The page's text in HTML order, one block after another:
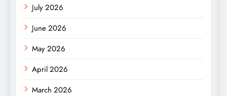
July 2026
June 2026
May 2026
April 2026
March 2026